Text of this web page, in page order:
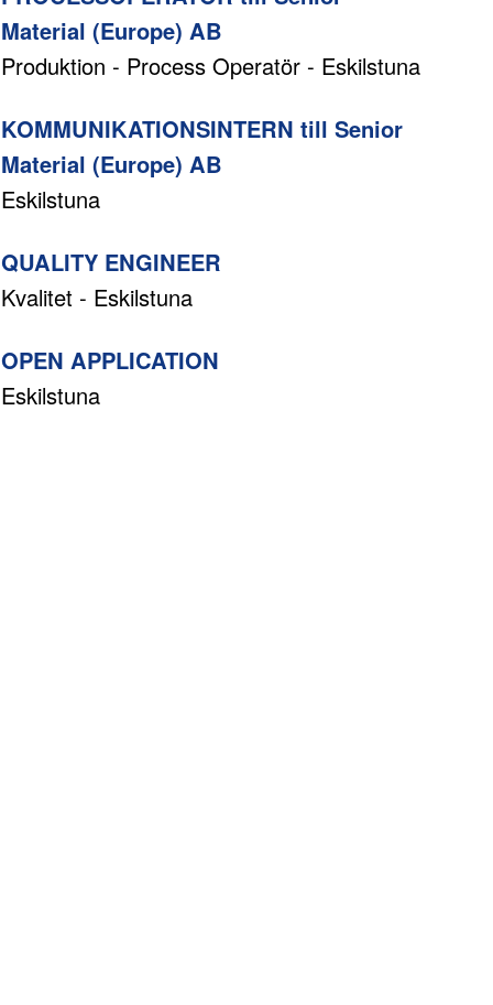
Material (Europe) AB
Produktion - Process Operatör - Eskilstuna
KOMMUNIKATIONSINTERN till Senior
Material (Europe) AB
Eskilstuna
QUALITY ENGINEER
Kvalitet - Eskilstuna
OPEN APPLICATION
Eskilstuna